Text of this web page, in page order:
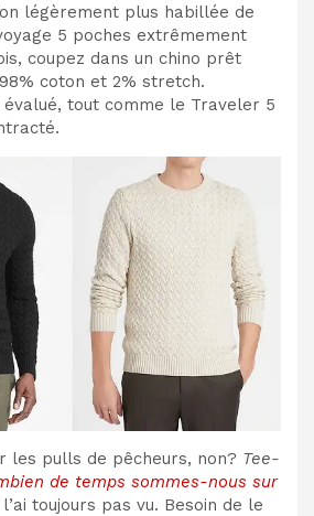
légèrement plus habillée de
5 poches extrêmement
coupez dans un chino prêt
coton et 2% stretch.
tout comme le Traveler 5
les pulls de pêcheurs, non? Tee-
de temps sommes-nous sur
toujours pas vu. Besoin de le